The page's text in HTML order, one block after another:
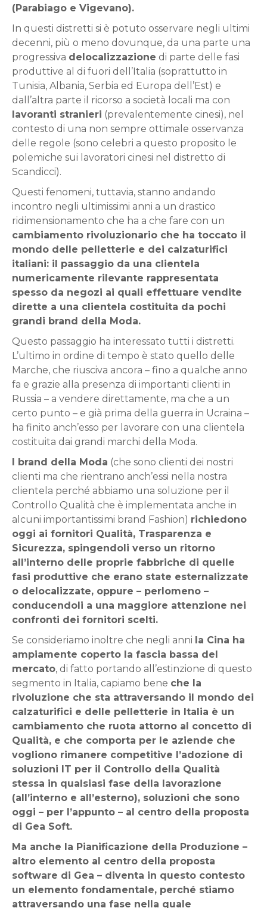
(Parabiago e Vigevano).
In questi distretti si è potuto osservare negli ultimi
decenni, più o meno dovunque, da una parte una
progressiva delocalizzazione di parte delle fasi
produttive al di fuori dell’Italia (soprattutto in
Tunisia, Albania, Serbia ed Europa dell’Est) e
dall’altra parte il ricorso a società locali ma con
lavoranti stranieri (prevalentemente cinesi), nel
contesto di una non sempre ottimale osservanza
delle regole (sono celebri a questo proposito le
polemiche sui lavoratori cinesi nel distretto di
Scandicci).
Questi fenomeni, tuttavia, stanno andando
incontro negli ultimissimi anni a un drastico
ridimensionamento che ha a che fare con un
cambiamento rivoluzionario che ha toccato il
mondo delle pelletterie e dei calzaturifici
italiani: il passaggio da una clientela
numericamente rilevante rappresentata
spesso da negozi ai quali effettuare vendite
dirette a una clientela costituita da pochi
grandi brand della Moda.
Questo passaggio ha interessato tutti i distretti.
L’ultimo in ordine di tempo è stato quello delle
Marche, che riusciva ancora – fino a qualche anno
fa e grazie alla presenza di importanti clienti in
Russia – a vendere direttamente, ma che a un
certo punto – e già prima della guerra in Ucraina –
ha finito anch’esso per lavorare con una clientela
costituita dai grandi marchi della Moda.
I brand della Moda (che sono clienti dei nostri
clienti ma che rientrano anch’essi nella nostra
clientela perché abbiamo una soluzione per il
Controllo Qualità che è implementata anche in
alcuni importantissimi brand Fashion) richiedono
oggi ai fornitori Qualità, Trasparenza e
Sicurezza, spingendoli verso un ritorno
all’interno delle proprie fabbriche di quelle
fasi produttive che erano state esternalizzate
o delocalizzate, oppure – perlomeno –
conducendoli a una maggiore attenzione nei
confronti dei fornitori scelti.
Se consideriamo inoltre che negli anni la Cina ha
ampiamente coperto la fascia bassa del
mercato, di fatto portando all’estinzione di questo
segmento in Italia, capiamo bene che la
rivoluzione che sta attraversando il mondo dei
calzaturifici e delle pelletterie in Italia è un
cambiamento che ruota attorno al concetto di
Qualità, e che comporta per le aziende che
vogliono rimanere competitive l’adozione di
soluzioni IT per il Controllo della Qualità
stessa in qualsiasi fase della lavorazione
(all’interno e all’esterno), soluzioni che sono
oggi – per l’appunto – al centro della proposta
di Gea Soft.
Ma anche la Pianificazione della Produzione –
altro elemento al centro della proposta
software di Gea – diventa in questo contesto
un elemento fondamentale, perché stiamo
attraversando una fase nella quale